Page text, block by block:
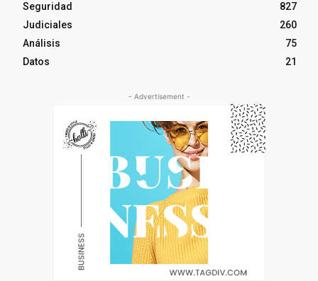
Seguridad
827
Judiciales
260
Análisis
75
Datos
21
- Advertisement -